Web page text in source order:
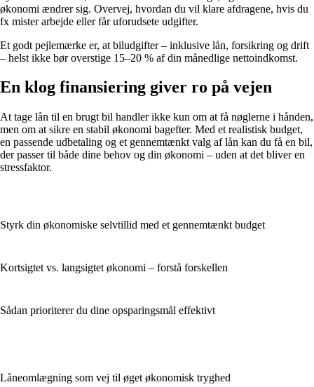
økonomi ændrer sig. Overvej, hvordan du vil klare afdragene, hvis du
fx mister arbejde eller får uforudsete udgifter.
Et godt pejlemærke er, at biludgifter – inklusive lån, forsikring og drift
– helst ikke bør overstige 15–20 % af din månedlige nettoindkomst.
En klog finansiering giver ro på vejen
At tage lån til en brugt bil handler ikke kun om at få nøglerne i hånden,
men om at sikre en stabil økonomi bagefter. Med et realistisk budget,
en passende udbetaling og et gennemtænkt valg af lån kan du få en bil,
der passer til både dine behov og din økonomi – uden at det bliver en
stressfaktor.
Styrk din økonomiske selvtillid med et gennemtænkt budget
Kortsigtet vs. langsigtet økonomi – forstå forskellen
Sådan prioriterer du dine opsparingsmål effektivt
Låneomlægning som vej til øget økonomisk tryghed